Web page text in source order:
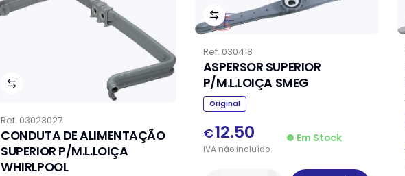
Ref. 03023027
CONDUTA DE ALIMENTAÇÃO
SUPERIOR P/M.L.LOIÇA
WHIRLPOOL
Ref. 030418
ASPERSOR SUPERIOR
P/M.L.LOIÇA SMEG
Original
€12.50
IVAnãoincluído
Em Stock